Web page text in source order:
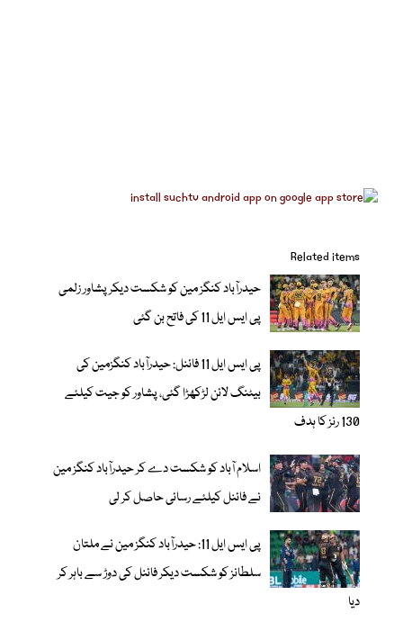
Related items
حیدرآباد کنگز مین کو شکست دیکر پشاور زلمی
پی ایس ایل 11 کی فاتح بن گئی
پی ایس ایل 11 فائنل: حیدرآباد کنگزمین کی
بیٹنگ لائن لڑکھڑا گئی، پشاور کو جیت کیلئے
130 رنز کا ہدف
اسلام آباد کو شکست دے کر حیدرآباد کنگز مین
نے فائنل کیلئے رسائی حاصل کر لی
پی ایس ایل 11: حیدرآباد کنگز مین نے ملتان
سلطانز کو شکست دیکر فائنل کی دوڑ سے باہر کر
دیا